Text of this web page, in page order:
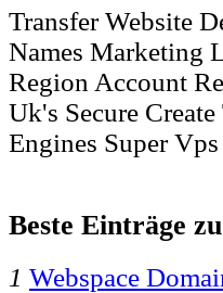
Transfer Website
Names Marketing
Region Account
Uk's Secure
Engines Super
Beste Einträge
1 Webspace